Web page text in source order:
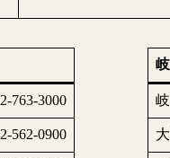
763-3000
562-0900